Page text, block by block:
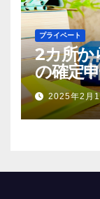
プライベート
2カ所か
の確定
6年；
2025年2月1